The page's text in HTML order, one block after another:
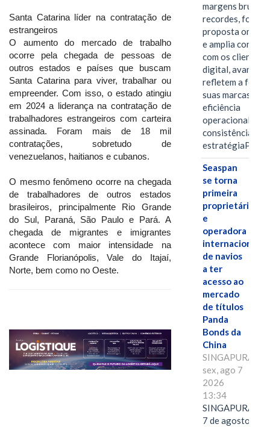
Santa Catarina líder na contratação de
estrangeiros
O aumento do mercado de trabalho
ocorre pela chegada de pessoas de
outros estados e países que buscam
Santa Catarina para viver, trabalhar ou
empreender. Com isso, o estado atingiu
em 2024 a liderança na contratação de
trabalhadores estrangeiros com carteira
assinada. Foram mais de 18 mil
contratações, sobretudo de
venezuelanos, haitianos e cubanos.
O mesmo fenômeno ocorre na chegada
de trabalhadores de outros estados
brasileiros, principalmente Rio Grande
do Sul, Paraná, São Paulo e Pará. A
chegada de migrantes e imigrantes
acontece com maior intensidade na
Grande Florianópolis, Vale do Itajaí,
Norte, bem como no Oeste.
margens brutas
recordes,
proposta
e amplia
com os clientes
digital, avanços
refletem a força
suas marcas, a
eficiência
operacional e a
consistência de
Seaspan
se torna
primeira
proprietária
e
operadora
internacional
de navios
a ter
acesso ao
mercado
de títulos
Panda
Bonds da
China
SINGAPURA,
sex, ago 7
2026
13:34
SINGAPURA,
7 de agosto de